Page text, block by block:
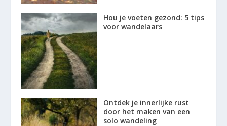
Hou je voeten gezond: 5 tips
voor wandelaars
Ontdek je innerlijke rust
door het maken van een
solo wandeling